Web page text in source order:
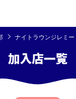
ナイトラウンジレミー
加入店一覧